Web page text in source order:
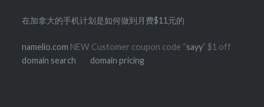
在加拿大的手机计划是如何做到月费$11元的
namelio.com NEW Customer coupon code “sayy” $1 off
domain search
domain pricing